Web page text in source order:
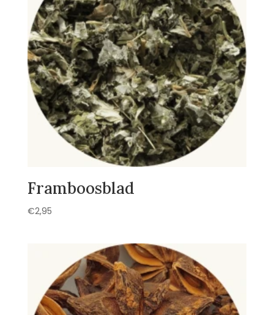
Framboosblad
€2,95